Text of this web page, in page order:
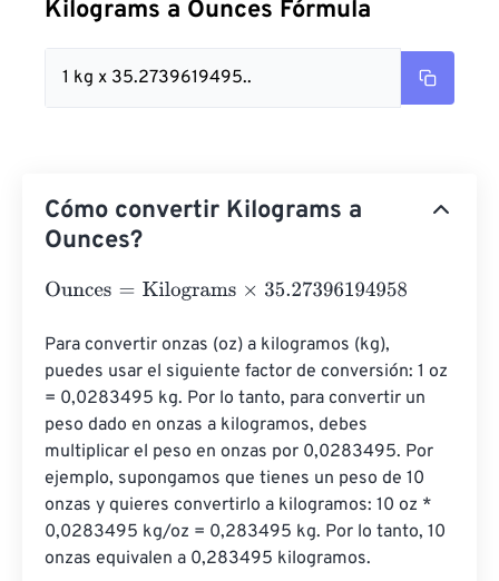
Kilograms a Ounces Fórmula
1 kg x 35.2739619495..
Cómo convertir Kilograms a
Ounces?
Ounces= Kilograms×35.27396194958
Para convertir onzas (oz) a kilogramos (kg),
puedes usar el siguiente factor de conversión: 1 oz
= 0,0283495 kg. Por lo tanto, para convertir un
peso dado en onzas a kilogramos, debes
multiplicar el peso en onzas por 0,0283495. Por
ejemplo, supongamos que tienes un peso de 10
onzas y quieres convertirlo a kilogramos: 10 oz *
0,0283495 kg/oz = 0,283495 kg. Por lo tanto, 10
onzas equivalen a 0,283495 kilogramos.